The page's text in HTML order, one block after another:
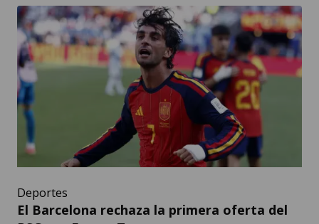
Deportes
El Barcelona rechaza la primera oferta del